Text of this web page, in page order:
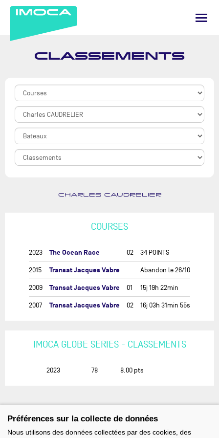
CLASSEMENTS
CHARLES CAUDRELIER
COURSES
2023 The Ocean Race 02 34 POINTS
2015 Transat Jacques Vabre Abandon le 26/10
2009 Transat Jacques Vabre 01 15j 19h 22min
2007 Transat Jacques Vabre 02 16j 03h 31min 55s
IMOCA GLOBE SERIES - CLASSEMENTS
2023 78 8.00 pts
Préférences sur la collecte de données
Nous utilisons des données collectées par des cookies, des